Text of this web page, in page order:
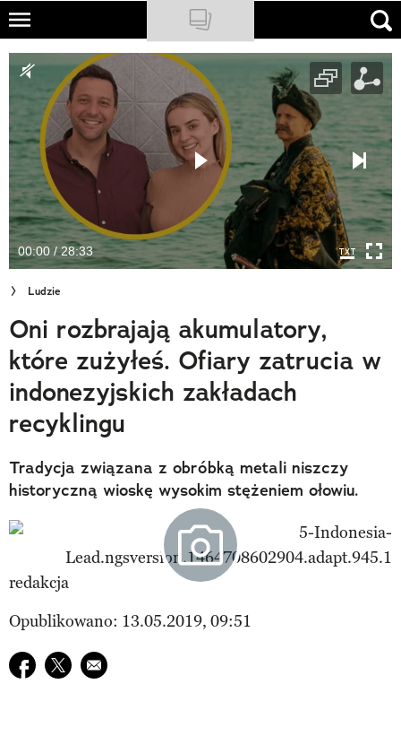
Skip
main
content
NATIONAL GEOGRAPHIC
TRAVELER
PODCASTY
Sklep
Newsletter
Cuda Polski
Wielki Konkurs Fotograficzny
Trendbook Podróżniczy
Polecane
00:00 / 28:33
Ludzie
Oni rozbrajają akumulatory,
które zużyłeś. Ofiary zatrucia w
indonezyjskich zakładach
recyklingu
Tradycja związana z obróbką metali niszczy
historyczną wioskę wysokim stężeniem ołowiu.
redakcja
Opublikowano: 13.05.2019, 09:51
Udostępnij na facebook
Udostępnij na twitter
E-mail do przyjaciela